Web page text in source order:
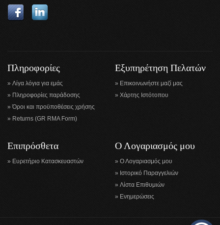
Πληροφορίες
Λίγα λόγια για εμάς
Πληροφορίες παράδοσης
Όροι και προϋποθέσεις χρήσης
Returns (GR RMA Form)
Εξυπηρέτηση Πελατών
Επικοινωνήστε μαζί μας
Χάρτης Ιστότοπου
Επιπρόσθετα
Ευρετήριο Κατασκευαστών
Ο Λογαριασμός μου
Ο Λογαριασμός μου
Ιστορικό Παραγγελιών
Λίστα Επιθυμιών
Ενημερώσεις